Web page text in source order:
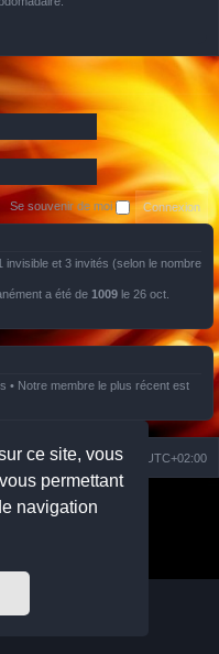
ce site, vous
permettant
navigation
Se souvenir de moi
invisible et 3 invités (selon le nombre
a été de 1009 le 26 oct.
• Notre membre le plus récent est
Fuseau horaire sur UTC+02:00
© phpBB Limited
phpBB Styles